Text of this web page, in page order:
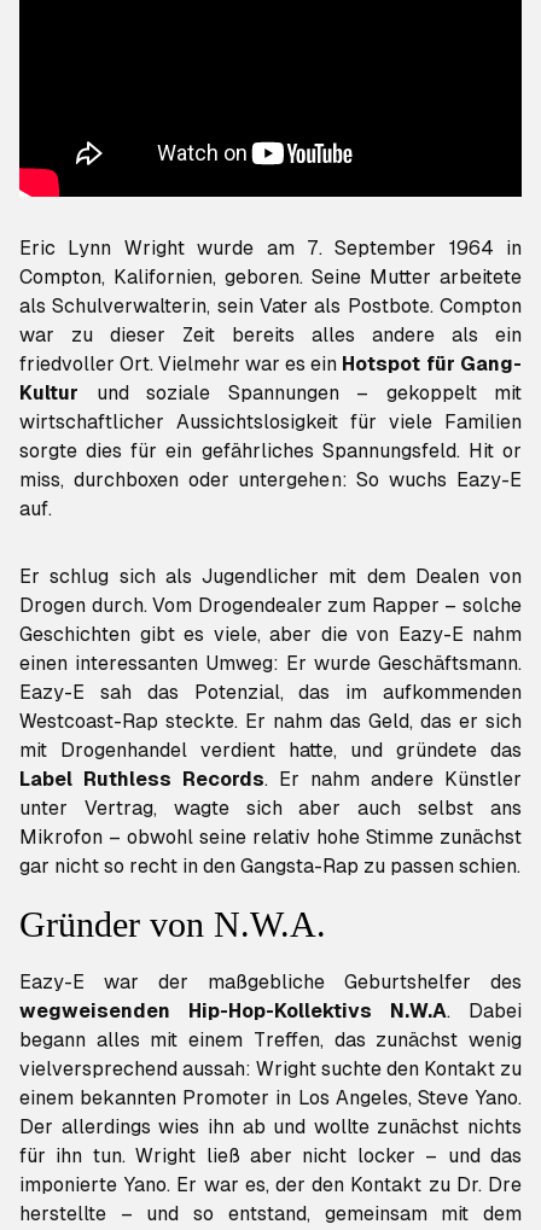
Eric Lynn Wright wurde am 7. September 1964 in
Compton, Kalifornien, geboren. Seine Mutter arbeitete
als Schulverwalterin, sein Vater als Postbote. Compton
war zu dieser Zeit bereits alles andere als ein
friedvoller Ort. Vielmehr war es ein Hotspot für Gang-
Kultur und soziale Spannungen – gekoppelt mit
wirtschaftlicher Aussichtslosigkeit für viele Familien
sorgte dies für ein gefährliches Spannungsfeld. Hit or
miss, durchboxen oder untergehen: So wuchs Eazy-E
auf.
Er schlug sich als Jugendlicher mit dem Dealen von
Drogen durch. Vom Drogendealer zum Rapper – solche
Geschichten gibt es viele, aber die von Eazy-E nahm
einen interessanten Umweg: Er wurde Geschäftsmann.
Eazy-E sah das Potenzial, das im aufkommenden
Westcoast-Rap steckte. Er nahm das Geld, das er sich
mit Drogenhandel verdient hatte, und gründete das
Label Ruthless Records. Er nahm andere Künstler
unter Vertrag, wagte sich aber auch selbst ans
Mikrofon – obwohl seine relativ hohe Stimme zunächst
gar nicht so recht in den Gangsta-Rap zu passen schien.
Gründer von N.W.A.
Eazy-E war der maßgebliche Geburtshelfer des
wegweisenden Hip-Hop-Kollektivs N.W.A. Dabei
begann alles mit einem Treffen, das zunächst wenig
vielversprechend aussah: Wright suchte den Kontakt zu
einem bekannten Promoter in Los Angeles, Steve Yano.
Der allerdings wies ihn ab und wollte zunächst nichts
für ihn tun. Wright ließ aber nicht locker – und das
imponierte Yano. Er war es, der den Kontakt zu Dr. Dre
herstellte – und so entstand, gemeinsam mit dem